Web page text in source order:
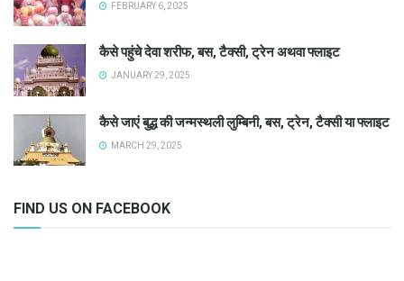
FEBRUARY 6, 2025
कैसे पहुंचे देवा शरीफ, बस, टैक्सी, ट्रेन अथवा फ्लाइट
JANUARY 29, 2025
कैसे जाएं बुद्ध की जन्मस्थली लुम्बिनी, बस, ट्रेन, टैक्सी या फ्लाइट
MARCH 29, 2025
FIND US ON FACEBOOK